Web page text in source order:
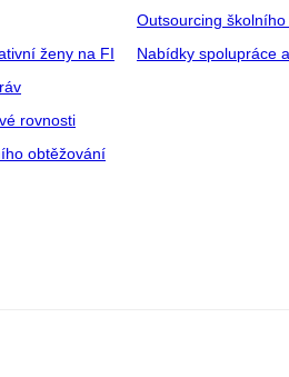
ženy na FI
rovnosti
obtěžování
Outsourcing školního
Nabídky spolupráce